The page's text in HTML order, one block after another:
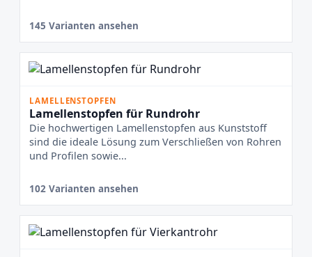
145 Varianten ansehen
LAMELLENSTOPFEN
Lamellenstopfen für Rundrohr
Die hochwertigen Lamellenstopfen aus Kunststoff
sind die ideale Lösung zum Verschließen von Rohren
und Profilen sowie...
102 Varianten ansehen